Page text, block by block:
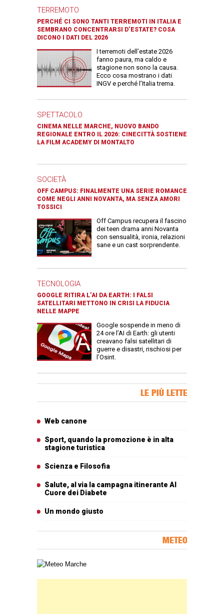
TERREMOTO
PERCHÉ CI SONO TANTI TERREMOTI IN ITALIA E
SEMBRANO CONCENTRARSI D’ESTATE? COSA
DICONO I DATI DEL 2026
I terremoti dell’estate 2026
fanno paura, ma caldo e
stagione non sono la causa.
Ecco cosa mostrano i dati
INGV e perché l’Italia trema.
SPETTACOLO
CINEMA NELLE MARCHE, NUOVO BANDO
REGIONALE ENTRO IL 2026: CINECITTÀ SOSTIENE
LA FILM ACADEMY DI MONTALTO
SOCIETÀ
OFF CAMPUS: FINALMENTE UNA SERIE ROMANCE
COME NEGLI ANNI NOVANTA, MA SENZA AMORI
TOSSICI
Off Campus recupera il fascino
dei teen drama anni Novanta
con sensualità, ironia, relazioni
sane e un cast sorprendente.
TECNOLOGIA
GOOGLE RITIRA L’AI DA EARTH: I FALSI
SATELLITARI METTONO IN CRISI LA FIDUCIA
NELLE MAPPE
Google sospende in meno di
24 ore l’AI di Earth: gli utenti
creavano falsi satellitari di
guerre e disastri, rischiosi per
l’Osint.
LE PIÙ LETTE
Web canone
Sport, quando la promozione è in alta
stagione turistica
Scienza e Filosofia
Salute, al via la campagna itinerante Al
Cuore dei Diabete
Un mondo giusto
METEO
Carta meteorologica delle Marche